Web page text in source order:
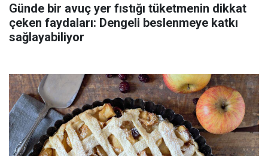
Günde bir avuç yer fıstığı tüketmenin dikkat
çeken faydaları: Dengeli beslenmeye katkı
sağlayabiliyor